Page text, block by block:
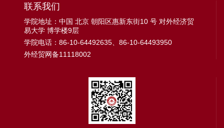
联系我们
学院地址：中国 北京 朝阳区惠新东街10 号 对外经济贸
易大学 博学楼9层
学院电话：86-10-64492635、86-10-64493950
外经贸网备11118002